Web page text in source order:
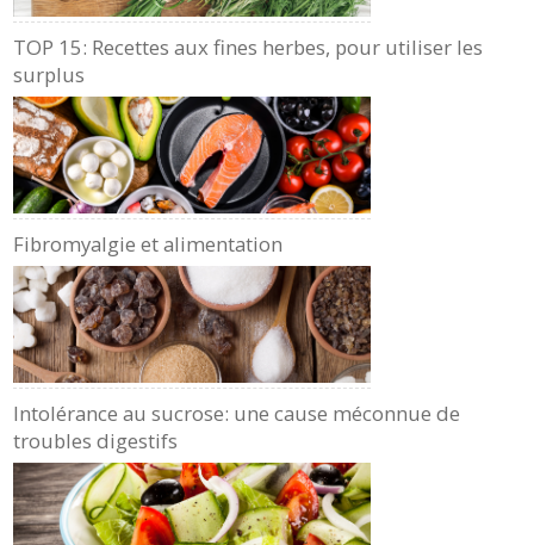
TOP 15: Recettes aux fines herbes, pour utiliser les
surplus
Fibromyalgie et alimentation
Intolérance au sucrose: une cause méconnue de
troubles digestifs